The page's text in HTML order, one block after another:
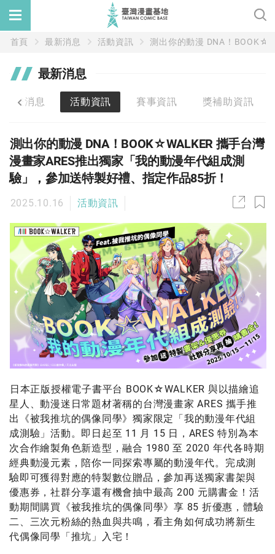
首頁 最新消息 活動資訊 測出你的動漫 DNA！
最新消息
漫畫消息 活動資訊 賽事資訊 獎補助資訊
測出你的動漫 DNA！BOOK☆WALKER 攜手台灣
漫畫家ARES推出獨家「我的動漫年代組成測
驗」，參加送特製好禮、指定作品85折！
2025.10.16 活動資訊
日本正版授權電子書平台 BOOK☆WALKER 與以描繪追
星人、動漫迷日常題材著稱的台灣漫畫家 ARES 攜手推
出《被我推坑的偶像同學》獨家限定「我的動漫年代組
成測驗」活動。即日起至 11 月 15 日，ARES 特別為本
次合作繪製角色新造型，融合 1980 至 2020 年代各時期
經典動漫元素，陪你一同探索專屬的動漫年代。完成測
驗即可獲得對應的特製數位贈品，參加再送獨家書架與
優惠券，社群分享還有機會抽中最高 200 元購書金！活
動期間購買《被我推坑的偶像同學》享 85 折優惠，體驗
二、三次元粉絲的熱血與共鳴，看主角如何成功將新生
代偶像同學「推坑」入宅！